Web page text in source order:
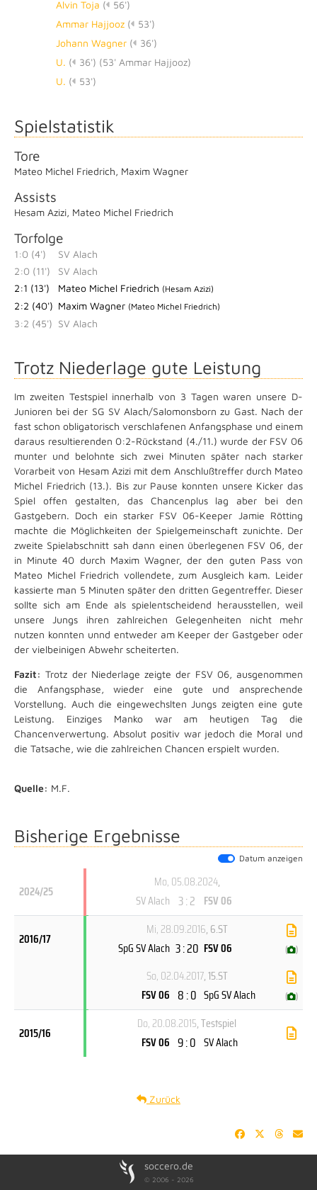
Alvin Toja (
56')
Ammar Hajjooz (
53')
Johann Wagner (
36')
U. ( 36') (53' Ammar Hajjooz)
U. ( 53')
Spielstatistik
Tore
Mateo Michel Friedrich, Maxim Wagner
Assists
Hesam Azizi, Mateo Michel Friedrich
Torfolge
1:0 (4')
SV Alach
2:0 (11')
SV Alach
2:1 (13')
Mateo Michel Friedrich (Hesam Azizi)
2:2 (40') Maxim Wagner (Mateo Michel Friedrich)
3:2 (45') SV Alach
Trotz Niederlage gute Leistung
Im zweiten Testspiel innerhalb von 3 Tagen waren unsere D-
Junioren bei der SG SV Alach/Salomonsborn zu Gast. Nach der
fast schon obligatorisch verschlafenen Anfangsphase und einem
daraus resultierenden 0:2-Rückstand (4./11.) wurde der FSV 06
munter und belohnte sich zwei Minuten später nach starker
Vorarbeit von Hesam Azizi mit dem Anschlußtreffer durch Mateo
Michel Friedrich (13.). Bis zur Pause konnten unsere Kicker das
Spiel offen gestalten, das Chancenplus lag aber bei den
Gastgebern. Doch ein starker FSV 06-Keeper Jamie Rötting
machte die Möglichkeiten der Spielgemeinschaft zunichte. Der
zweite Spielabschnitt sah dann einen überlegenen FSV 06, der
in Minute 40 durch Maxim Wagner, der den guten Pass von
Mateo Michel Friedrich vollendete, zum Ausgleich kam. Leider
kassierte man 5 Minuten später den dritten Gegentreffer. Dieser
sollte sich am Ende als spielentscheidend herausstellen, weil
unsere Jungs ihren zahlreichen Gelegenheiten nicht mehr
nutzen konnten unnd entweder am Keeper der Gastgeber oder
der vielbeinigen Abwehr scheiterten.
Fazit:Trotz der Niederlage zeigte der FSV 06, ausgenommen
die Anfangsphase, wieder eine gute und ansprechende
Vorstellung. Auch die eingewechslten Jungs zeigten eine gute
Leistung. Einziges Manko war am heutigen Tag die
Chancenverwertung. Absolut positiv war jedoch die Moral und
die Tatsache, wie die zahlreichen Chancen erspielt wurden.
Quelle: M.F.
Bisherige Ergebnisse
Datum anzeigen
2024/25
Mo, 05.08.2024,
SV Alach 3 : 2 FSV 06
2016/17
Mi, 28.09.2016, 6.ST
SpG SV Alach 3 : 20 FSV 06 ( )
So, 02.04.2017, 15.ST
FSV 06 8 : 0 SpG SV Alach ( )
2015/16
Do, 20.08.2015, Testspiel
FSV 06 9 : 0 SV Alach
Zurück
soccero.de
© 2006 - 2026